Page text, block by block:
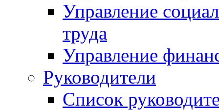
Управление
труда
Управление
Руководители
Список